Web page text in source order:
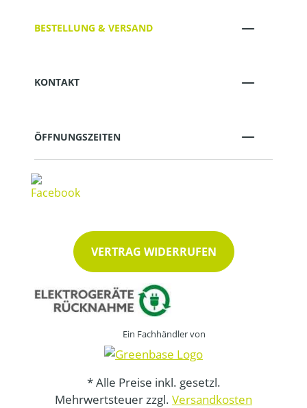
BESTELLUNG & VERSAND
KONTAKT
ÖFFNUNGSZEITEN
VERTRAG WIDERRUFEN
Ein Fachhändler von
* Alle Preise inkl. gesetzl.
Mehrwertsteuer zzgl. Versandkosten